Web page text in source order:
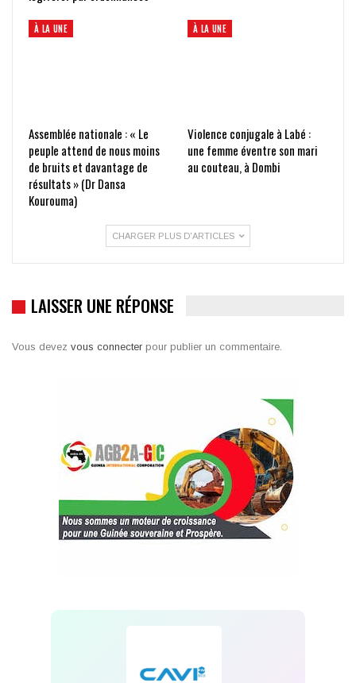
À LA UNE
Assemblée nationale : « Le
peuple attend de nous moins
de bruits et davantage de
résultats » (Dr Dansa
Kourouma)
À LA UNE
Violence conjugale à Labé :
une femme éventre son mari
au couteau, à Dombi
CHARGER PLUS D'ARTICLES
LAISSER UNE RÉPONSE
Vous devez vous connecter pour publier un commentaire.